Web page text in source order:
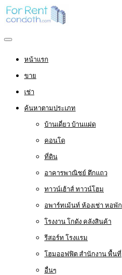
หน้าแรก
ขาย
เช่า
ค้นหาตามประเภท
บ้านเดี่ยว บ้านแฝด
คอนโด
ที่ดิน
อาคารพาณิชย์ ตึกแถว
ทาวน์เฮ้าส์ ทาวน์โฮม
อพาร์ทเม้นท์ ห้องเช่า หอพัก
โรงงาน โกดัง คลังสินค้า
รีสอร์ท โรงแรม
โฮมออฟฟิต สำนักงาน พื้นที่
อื่นๆ